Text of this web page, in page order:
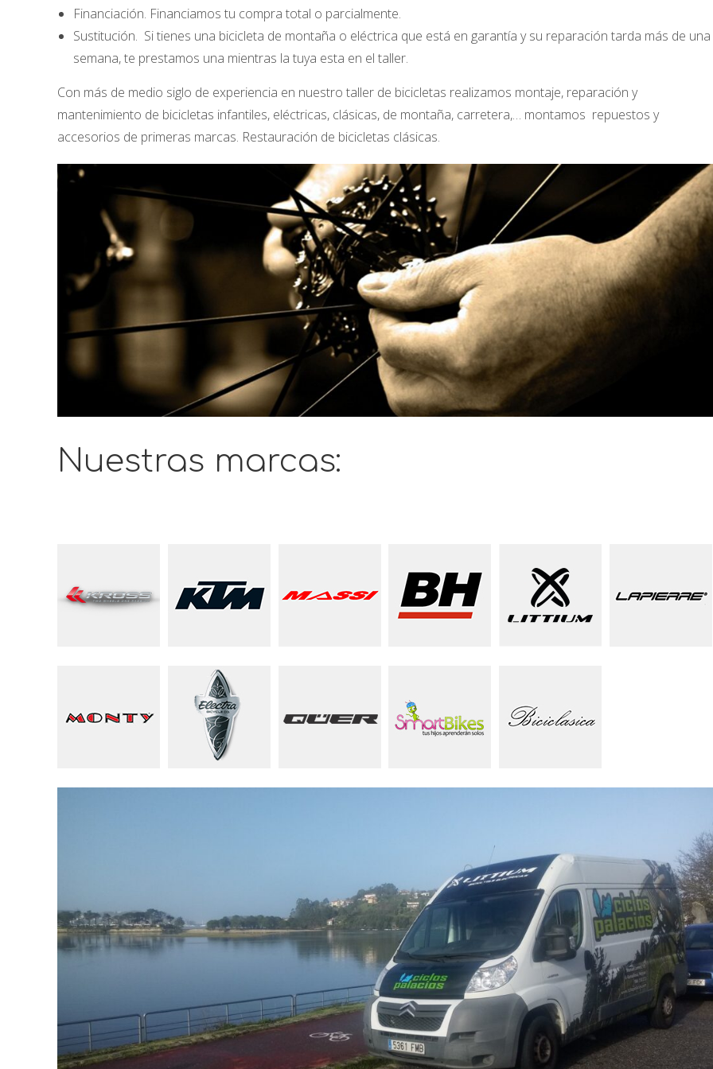
Financiación. Financiamos tu compra total o parcialmente.
Sustitución. Si tienes una bicicleta de montaña o eléctrica que está en garantía y su reparación tarda más de una
semana, te prestamos una mientras la tuya esta en el taller.
Con más de medio siglo de experiencia en nuestro taller de bicicletas realizamos montaje, reparación y
mantenimiento de bicicletas infantiles, eléctricas, clásicas, de montaña, carretera,… montamos repuestos y
accesorios de primeras marcas. Restauración de bicicletas clásicas.
Nuestras marcas: